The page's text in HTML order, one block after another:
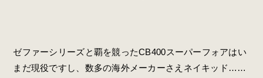
ゼファーシリーズと覇を競ったCB400スーパーフォアはい
まだ現役ですし、数多の海外メーカーさえネイキッド……